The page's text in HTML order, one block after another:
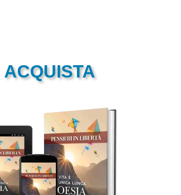
ACQUISTA